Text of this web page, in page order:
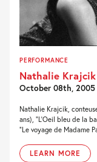
PERFORMANCE
Nathalie Krajcik
October 08th, 2005
Nathalie Krajcik,
ans), “L’Oeil bleu de la
“Le voyage de Madame
LEARN MORE